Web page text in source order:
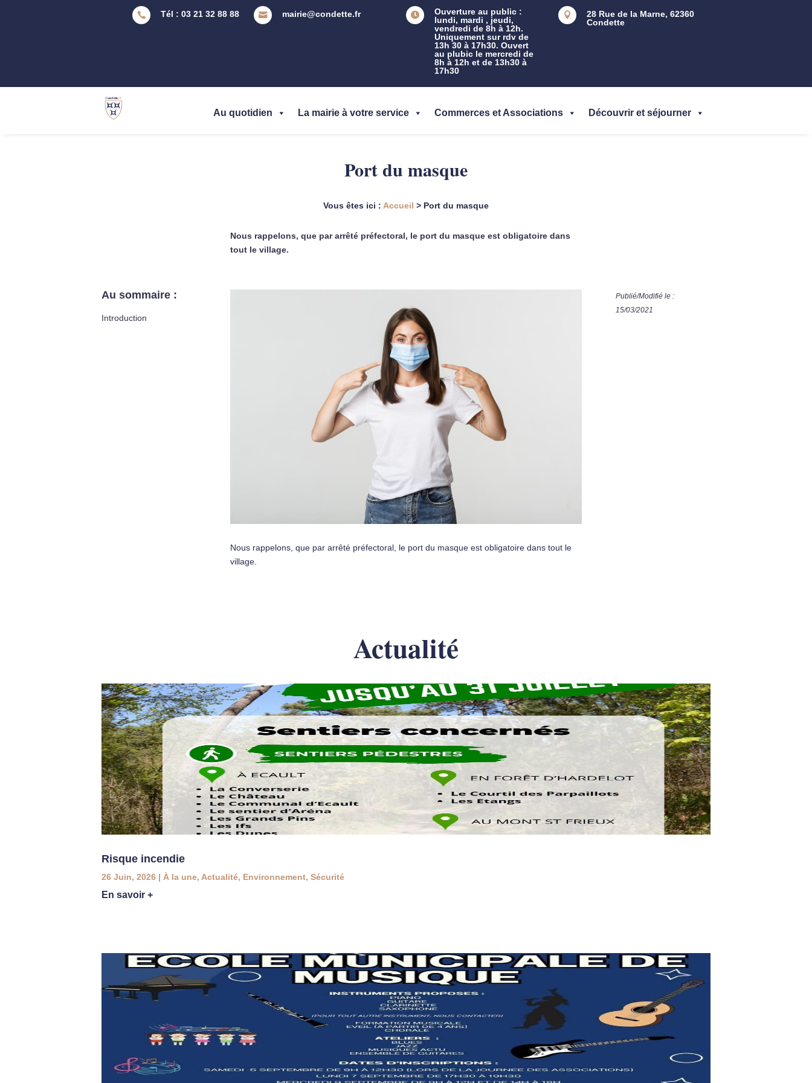

28 Rue de la Marne, 62360
Condette

Ouverture au public :
lundi, mardi , jeudi,
vendredi de 8h à 12h.
Uniquement sur rdv de
13h 30 à 17h30. Ouvert
au plubic le mercredi de
8h à 12h et de 13h30 à
17h30
 mairie@condette.fr
 Tél : 03 21 32 88 88
Au quotidien La mairie à votre service Commerces et Associations Découvrir et séjourner
Port du masque
Vous êtes ici : Accueil > Port du masque
Nous rappelons, que par arrêté préfectoral, le port du masque est obligatoire dans
tout le village.
Au sommaire :
Introduction
Nous rappelons, que par arrêté préfectoral, le port du masque est obligatoire dans tout le
village.
Publié/Modifié le :
15/03/2021
Actualité
Risque incendie
26 Juin, 2026 | À la une, Actualité, Environnement, Sécurité
En savoir +